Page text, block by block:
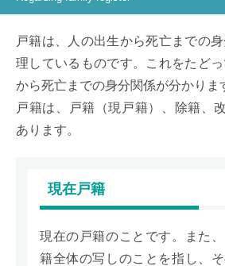
戸籍は、人の出生から死亡までの
理しているものです。これをたど
から死亡までの身分関係が分かりま
戸籍は、戸籍（現戸籍）、除籍、
あります。
現在戸籍
現在の戸籍のことです。また
籍全体の写しのことを指し、